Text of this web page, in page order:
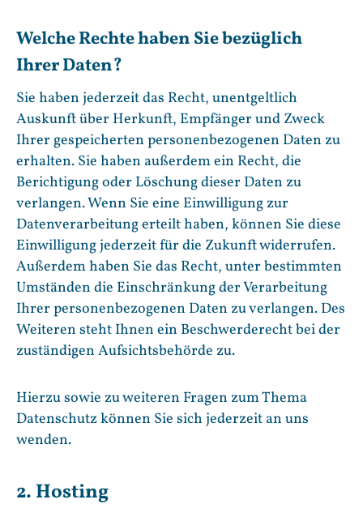
Welche Rechte haben Sie bezüglich
Ihrer Daten?
Sie haben jederzeit das Recht, unentgeltlich
Auskunft über Herkunft, Empfänger und Zweck
Ihrer gespeicherten personenbezogenen Daten zu
erhalten. Sie haben außerdem ein Recht, die
Berichtigung oder Löschung dieser Daten zu
verlangen. Wenn Sie eine Einwilligung zur
Datenverarbeitung erteilt haben, können Sie diese
Einwilligung jederzeit für die Zukunft widerrufen.
Außerdem haben Sie das Recht, unter bestimmten
Umständen die Einschränkung der Verarbeitung
Ihrer personenbezogenen Daten zu verlangen. Des
Weiteren steht Ihnen ein Beschwerderecht bei der
zuständigen Aufsichtsbehörde zu.
Hierzu sowie zu weiteren Fragen zum Thema
Datenschutz können Sie sich jederzeit an uns
wenden.
2. Hosting